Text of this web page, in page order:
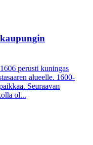
perusti kuningas
alueelle. 1600-
Seuraavan
ol...